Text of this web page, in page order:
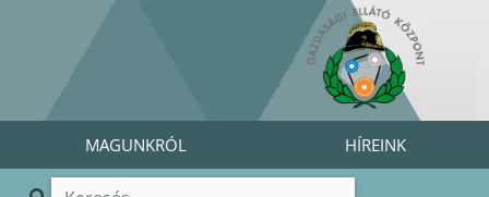
MAGUNKRÓL HÍREINK